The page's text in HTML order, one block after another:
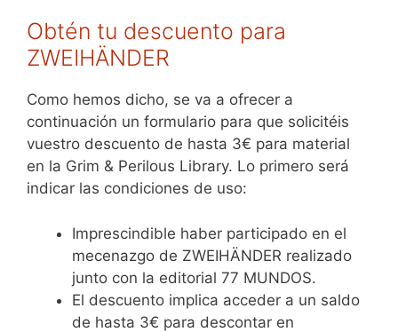
Obtén tu descuento para
ZWEIHÄNDER
Como hemos dicho, se va a ofrecer a
continuación un formulario para que solicitéis
vuestro descuento de hasta 3€ para material
en la Grim & Perilous Library. Lo primero será
indicar las condiciones de uso:
Imprescindible haber participado en el
mecenazgo de ZWEIHÄNDER realizado
junto con la editorial 77 MUNDOS.
El descuento implica acceder a un saldo
de hasta 3€ para descontar en